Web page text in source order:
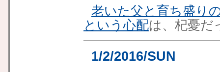
老いた父と育ち盛り
という心配は、杞憂だ
1/2/2016/SUN